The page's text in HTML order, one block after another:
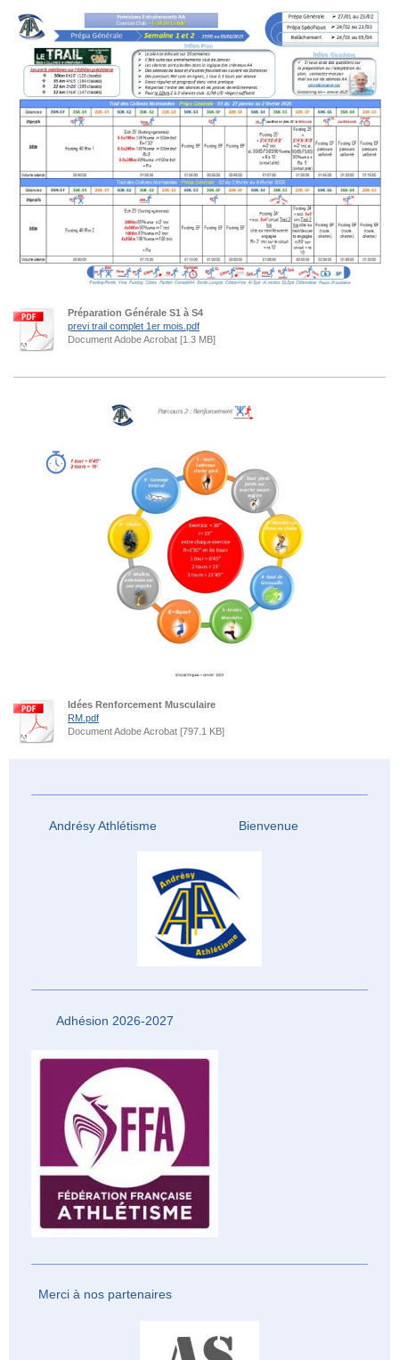
Préparation Générale S1 à S4
previ trail complet 1er mois.pdf
Document Adobe Acrobat [1.3 MB]
Idées Renforcement Musculaire
RM.pdf
Document Adobe Acrobat [797.1 KB]
Andrésy Athlétisme Bienvenue
Adhésion 2026-2027
Merci à nos partenaires